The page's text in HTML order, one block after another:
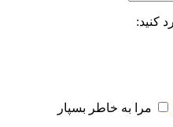
کنید:
مرا به خاطر بسپار